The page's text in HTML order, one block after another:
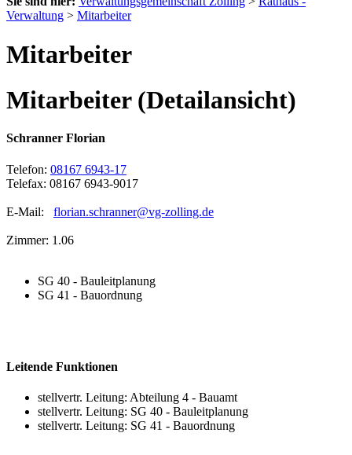
Verwaltung > Mitarbeiter
Mitarbeiter
Mitarbeiter (Detailansicht)
Schranner Florian
Telefon: 08167 6943-17
Telefax: 08167 6943-9017
E-Mail: florian.schranner@vg-zolling.de
Zimmer: 1.06
SG 40 - Bauleitplanung
SG 41 - Bauordnung
Leitende Funktionen
stellvertr. Leitung: Abteilung 4 - Bauamt
stellvertr. Leitung: SG 40 - Bauleitplanung
stellvertr. Leitung: SG 41 - Bauordnung